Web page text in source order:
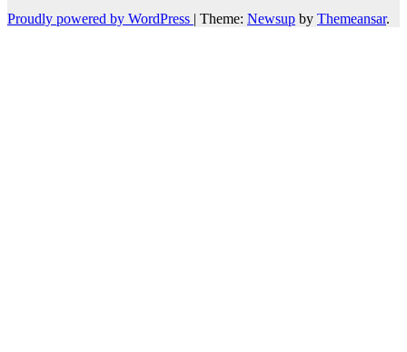
Proudly powered by WordPress Theme: Newsup by Themeansar.